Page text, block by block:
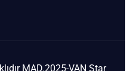
MAD.2025-VAN Star